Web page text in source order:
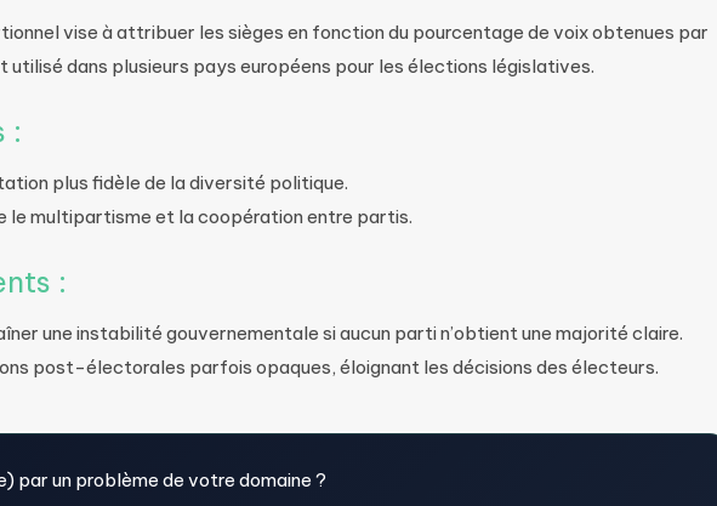
vise à attribuer les sièges en fonction du pourcentage de voix obtenues par
utilisé dans plusieurs pays européens pour les élections législatives.
:
plus fidèle de la diversité politique.
le multipartisme et la coopération entre partis.
:
une instabilité gouvernementale si aucun parti n’obtient une majorité claire.
post-électorales parfois opaques, éloignant les décisions des électeurs.
par un problème de votre domaine ?